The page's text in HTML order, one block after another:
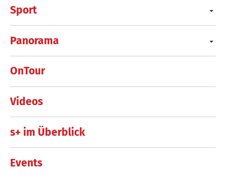
Sport
Panorama
OnTour
Videos
s+ im Überblick
Events